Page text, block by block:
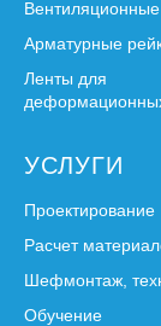
Вентиляционные
Арматурные
Ленты для
УСЛУГИ
Проектирование
Расчет
Шефмонтаж,
Обучение